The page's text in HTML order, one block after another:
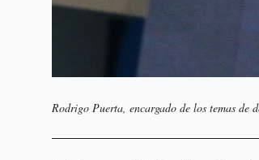
Rodrigo Puerta, encargado de los temas de